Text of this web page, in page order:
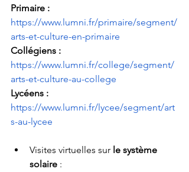
Primaire :
https://www.lumni.fr/primaire/segment/
arts-et-culture-en-primaire
Collégiens :
https://www.lumni.fr/college/segment/
arts-et-culture-au-college
Lycéens :
https://www.lumni.fr/lycee/segment/art
s-au-lycee
Visites virtuelles sur le système
solaire :